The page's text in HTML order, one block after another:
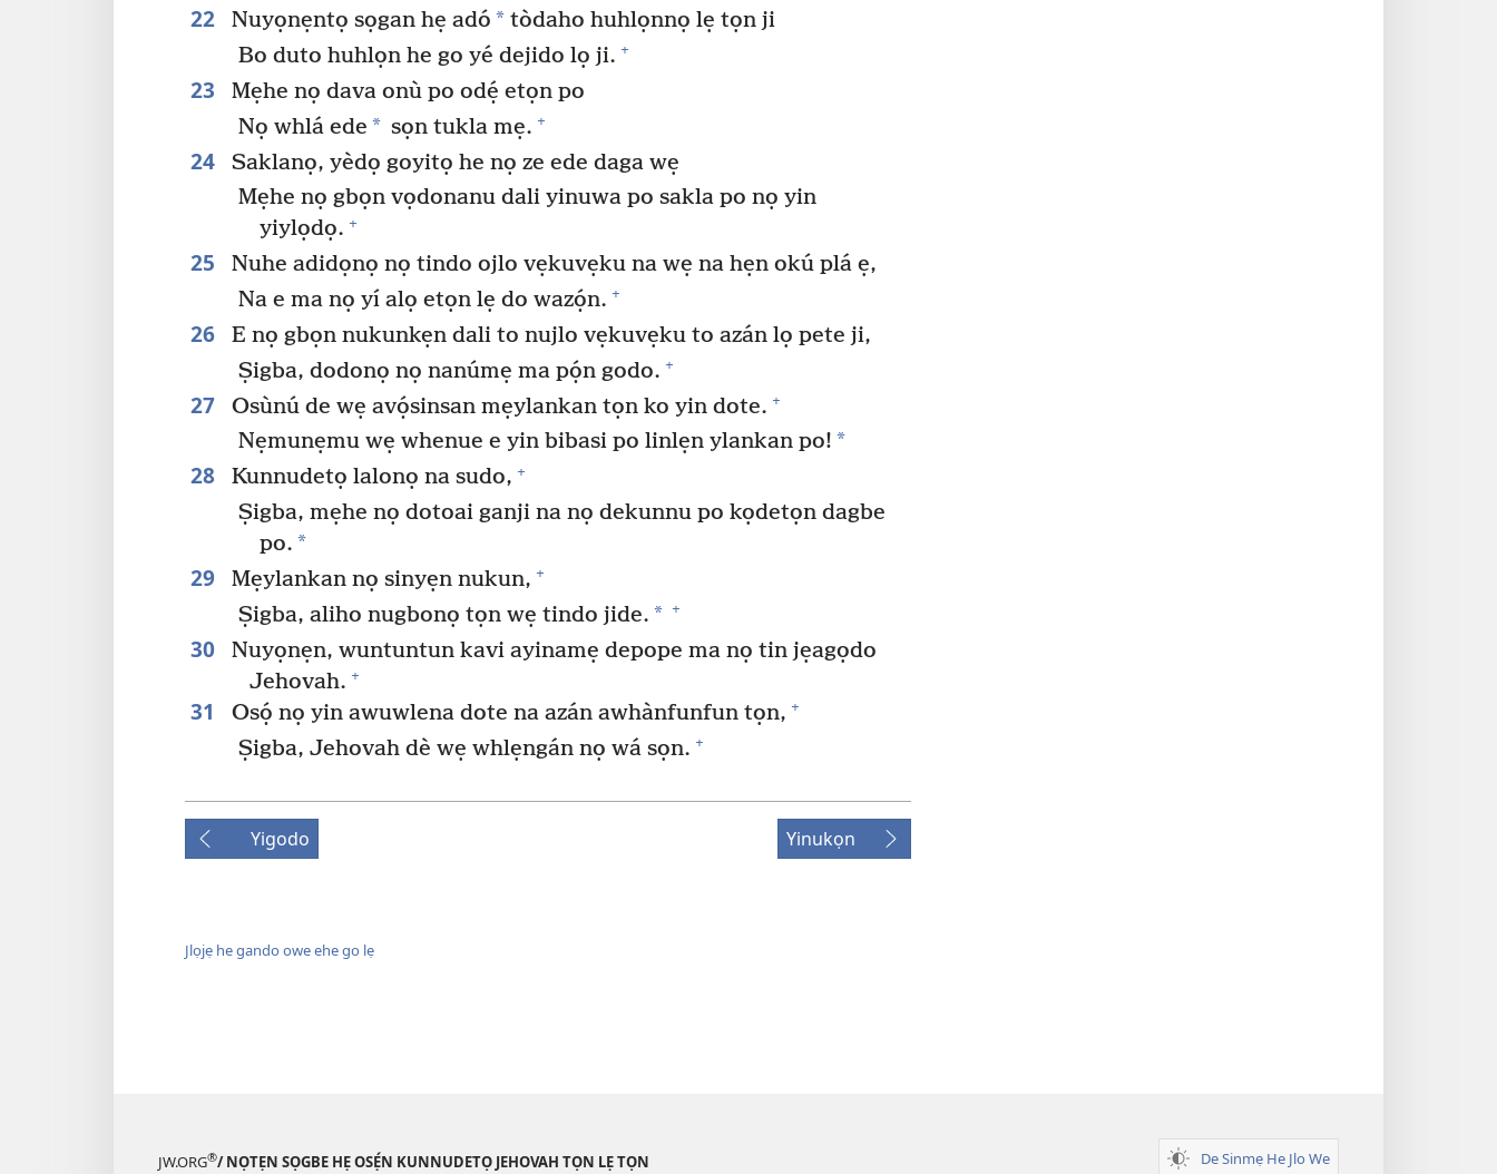
22 Nuyọnẹntọ sọgan hẹ adó *tòdaho huhlọnnọ lẹ tọn ji
Bo duto huhlọn he go yé dejido lọ ji. +
23
Mẹhe nọ dava onù po odẹ́ etọn po
Nọ whlá ede * sọn tukla mẹ. +
24
Saklanọ, yèdọ goyitọ he nọ ze ede daga wẹ
Mẹhe nọ gbọn vọdonanu dali yinuwa po sakla po nọ yin
yiylọdọ. +
25
Nuhe adidọnọ nọ tindo ojlo vẹkuvẹku na wẹ na hẹn okú plá ẹ,
Na e ma nọ yí alọ etọn lẹ do wazọ́n. +
26
E nọ gbọn nukunkẹn dali to nujlo vẹkuvẹku to azán lọ pete ji,
Ṣigba, dodonọ nọ nanúmẹ ma pọ́n godo. +
27 Osùnú de wẹ avọ́sinsan mẹylankan tọn ko yin dote. +
Nẹmunẹmu wẹ whenue e yin bibasi po linlẹn ylankan po! *
28 Kunnudetọ lalonọ na sudo, +
Ṣigba, mẹhe nọ dotoai ganji na nọ dekunnu po kọdetọn dagbe
po. *
29 Mẹylankan nọ sinyẹn nukun, +
Ṣigba, aliho nugbonọ tọn wẹ tindo jide. * +
30
Nuyọnẹn, wuntuntun kavi ayinamẹ depope ma nọ tin jẹagọdo
Jehovah. +
31 Osọ́ nọ yin awuwlena dote na azán awhànfunfun tọn, +
Ṣigba, Jehovah dè wẹ whlẹngán nọ wá sọn. +
Yigodo Yinukọn
Jlọjẹ he gando owe ehe go lẹ
JW.ORG®/ NỌTẸN SỌGBE HẸ OSẸ́N KUNNUDETỌ JEHOVAH TỌN LẸ TỌN De Sinmẹ He Jlo We